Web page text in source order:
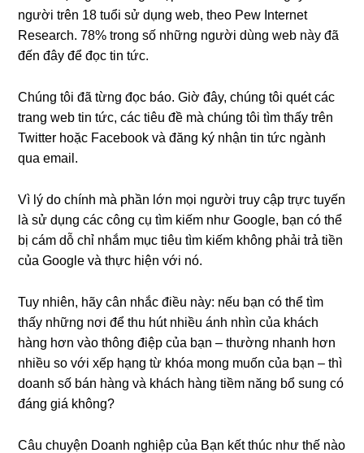
người trên 18 tuổi sử dụng web, theo Pew Internet
Research. 78% trong số những người dùng web này đã
đến đây để đọc tin tức.
Chúng tôi đã từng đọc báo. Giờ đây, chúng tôi quét các
trang web tin tức, các tiêu đề mà chúng tôi tìm thấy trên
Twitter hoặc Facebook và đăng ký nhận tin tức ngành
qua email.
Vì lý do chính mà phần lớn mọi người truy cập trực tuyến
là sử dụng các công cụ tìm kiếm như Google, bạn có thể
bị cám dỗ chỉ nhắm mục tiêu tìm kiếm không phải trả tiền
của Google và thực hiện với nó.
Tuy nhiên, hãy cân nhắc điều này: nếu bạn có thể tìm
thấy những nơi để thu hút nhiều ánh nhìn của khách
hàng hơn vào thông điệp của bạn – thường nhanh hơn
nhiều so với xếp hạng từ khóa mong muốn của bạn – thì
doanh số bán hàng và khách hàng tiềm năng bổ sung có
đáng giá không?
Câu chuyện Doanh nghiệp của Bạn kết thúc như thế nào